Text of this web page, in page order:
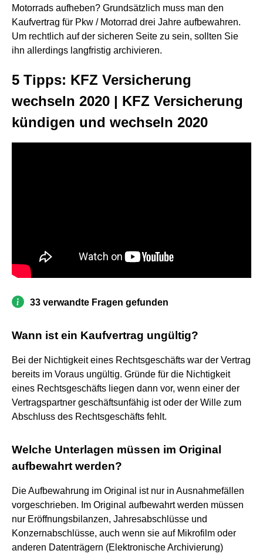
Motorrads aufheben? Grundsätzlich muss man den
Kaufvertrag für Pkw / Motorrad drei Jahre aufbewahren.
Um rechtlich auf der sicheren Seite zu sein, sollten Sie
ihn allerdings langfristig archivieren.
5 Tipps: KFZ Versicherung
wechseln 2020 | KFZ Versicherung
kündigen und wechseln 2020
33 verwandte Fragen gefunden
Wann ist ein Kaufvertrag ungültig?
Bei der Nichtigkeit eines Rechtsgeschäfts war der Vertrag
bereits im Voraus ungültig. Gründe für die Nichtigkeit
eines Rechtsgeschäfts liegen dann vor, wenn einer der
Vertragspartner geschäftsunfähig ist oder der Wille zum
Abschluss des Rechtsgeschäfts fehlt.
Welche Unterlagen müssen im Original
aufbewahrt werden?
Die Aufbewahrung im Original ist nur in Ausnahmefällen
vorgeschrieben. Im Original aufbewahrt werden müssen
nur Eröffnungsbilanzen, Jahresabschlüsse und
Konzernabschlüsse, auch wenn sie auf Mikrofilm oder
anderen Datenträgern (Elektronische Archivierung)